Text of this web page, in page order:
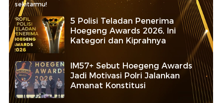
sekitarmu!
5 Polisi Teladan Penerima
Hoegeng Awards 2026, Ini
Kategori dan Kiprahnya
IM57+ Sebut Hoegeng Awards
Jadi Motivasi Polri Jalankan
Amanat Konstitusi